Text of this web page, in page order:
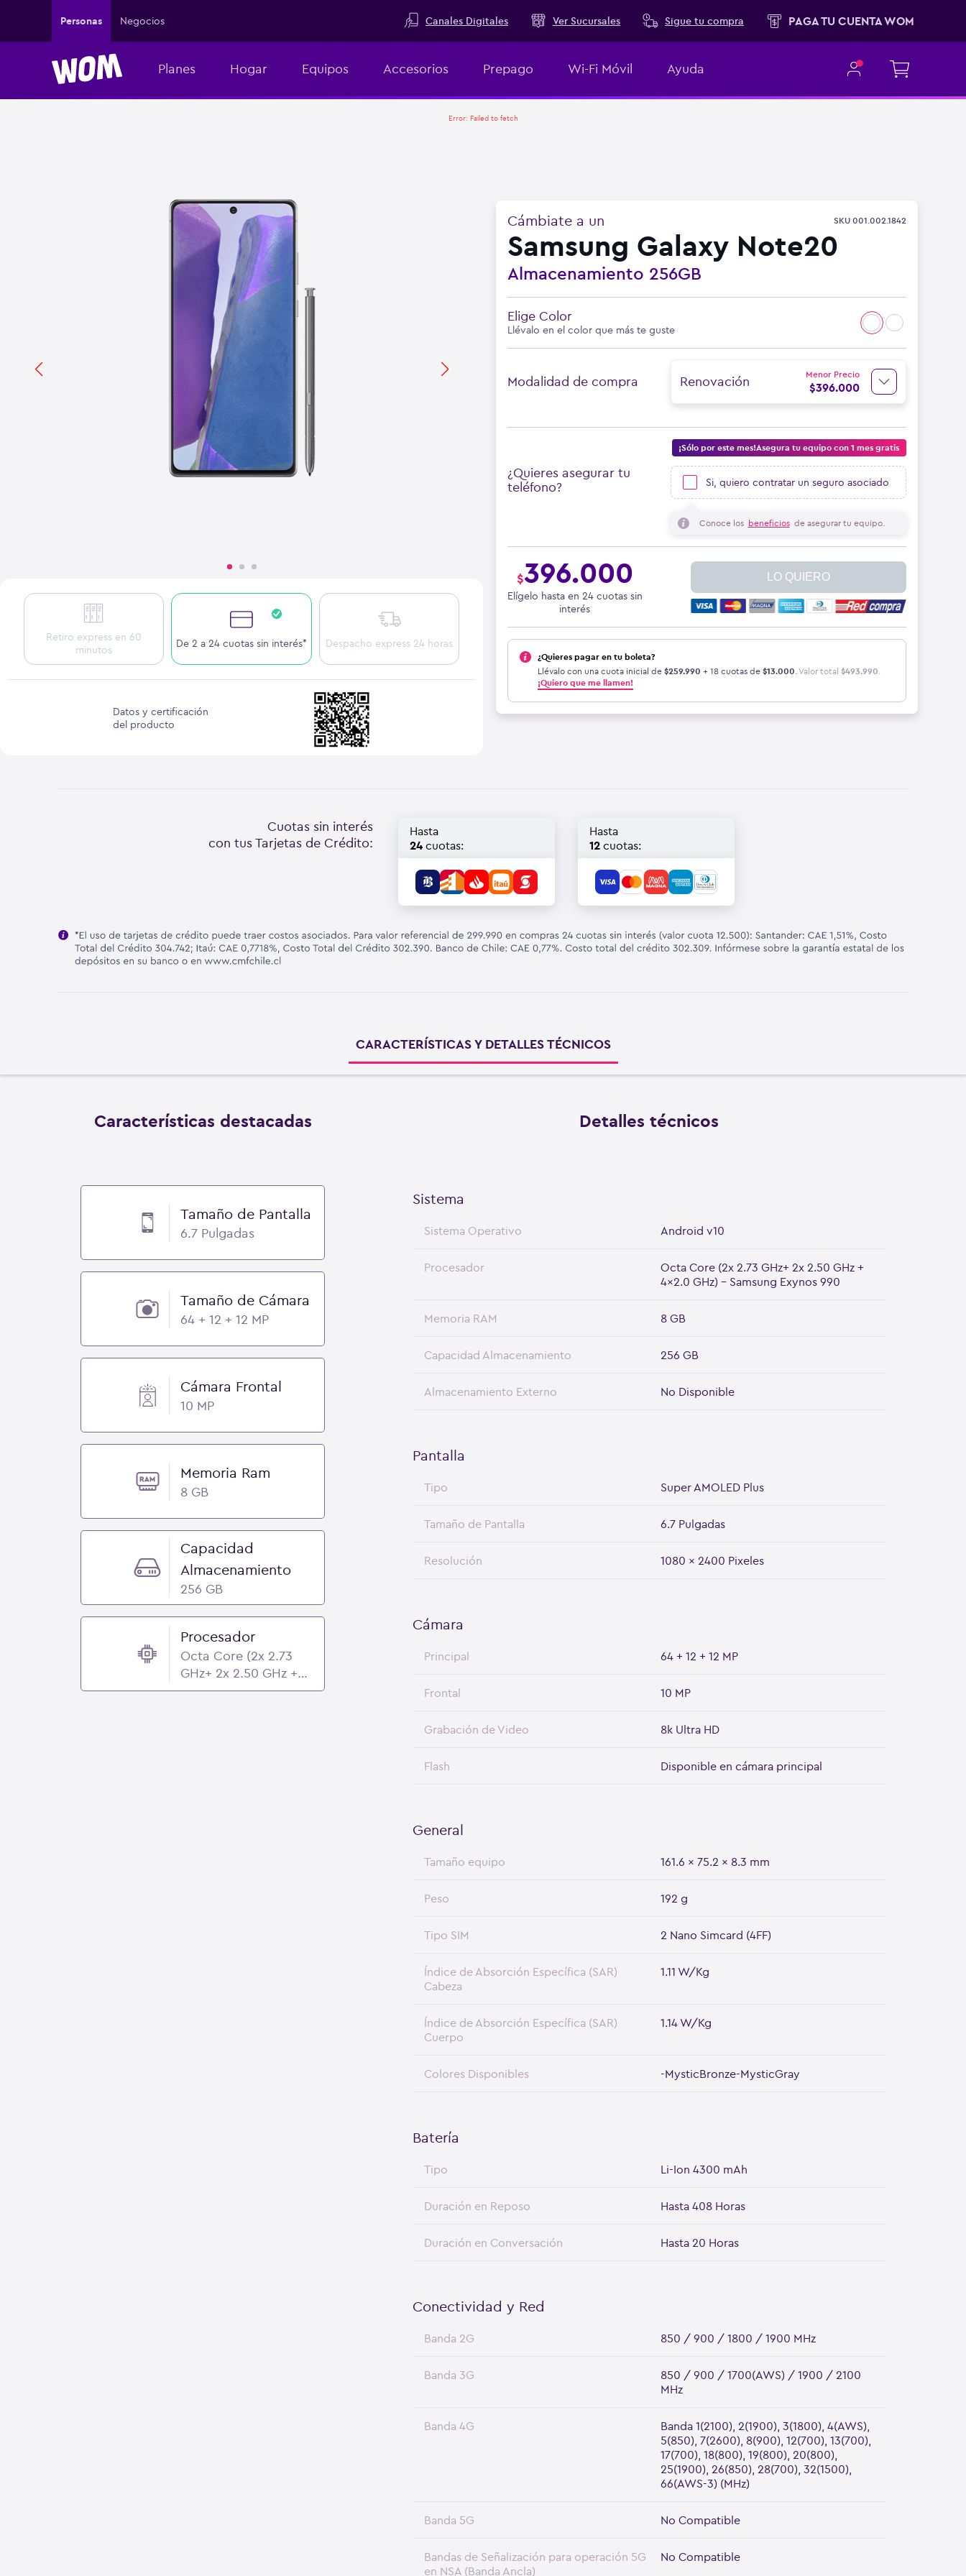
Personas Negocios Canales Digitales Ver Sucursales Sigue tu compra PAGA TU CUENTA WOM
Planes Hogar Equipos Accesorios Prepago Wi-Fi Móvil Ayuda
Error: Failed to fetch
Retiro express en 60
minutos
De 2 a 24 cuotas sin interés* Despacho express 24 horas
Datos y certificación
del producto
Cámbiate a un SKU 001.002.1842
Samsung Galaxy Note20
Almacenamiento 256GB
Elige Color
Llévalo en el color que más te guste
Modalidad de compra Renovación Menor Precio
$396.000
¡Sólo por este mes!Asegura tu equipo con 1 mes gratis
¿Quieres asegurar tu
teléfono?
Si, quiero contratar un seguro asociado
Conoce los beneficios de asegurar tu equipo.
$396.000
Elígelo hasta en 24 cuotas sin
interés
LO QUIERO
¿Quieres pagar en tu boleta?
Llévalo con una cuota inicial de $259.990 + 18 cuotas de $13.000.Valor total $493.990.
¡Quiero que me llamen!
Cuotas sin interés
con tus Tarjetas de Crédito:
Hasta
24 cuotas:
Hasta
12 cuotas:
CARACTERÍSTICAS Y DETALLES TÉCNICOS
Características destacadas
Tamaño de Pantalla
6.7 Pulgadas
Tamaño de Cámara
64 + 12 + 12 MP
Cámara Frontal
10 MP
Memoria Ram
8 GB
Capacidad
Almacenamiento
256 GB
Procesador
Octa Core (2x 2.73
GHz+ 2x 2.50 GHz +
4x2.0 GHz) - Samsung
Detalles técnicos
Sistema
Sistema Operativo Android v10
Procesador
Octa Core (2x 2.73 GHz+ 2x 2.50 GHz +
4x2.0 GHz) - Samsung Exynos 990
Memoria RAM 8 GB
Capacidad Almacenamiento 256 GB
Almacenamiento Externo No Disponible
Pantalla
Tipo Super AMOLED Plus
Tamaño de Pantalla 6.7 Pulgadas
Resolución 1080 x 2400 Pixeles
Cámara
Principal 64 + 12 + 12 MP
Frontal 10 MP
Grabación de Video 8k Ultra HD
Flash Disponible en cámara principal
General
Tamaño equipo 161.6 x 75.2 x 8.3 mm
Peso 192 g
Tipo SIM 2 Nano Simcard (4FF)
Índice de Absorción Específica (SAR)
Cabeza
1.11 W/Kg
Índice de Absorción Específica (SAR)
Cuerpo
1.14 W/Kg
Colores Disponibles -MysticBronze-MysticGray
Batería
Tipo Li-Ion 4300 mAh
Duración en Reposo Hasta 408 Horas
Duración en Conversación Hasta 20 Horas
Conectividad y Red
Banda 2G 850 / 900 / 1800 / 1900 MHz
Banda 3G
850 / 900 / 1700(AWS) / 1900 / 2100
MHz
Banda 4G
Banda 1(2100), 2(1900), 3(1800), 4(AWS),
5(850), 7(2600), 8(900), 12(700), 13(700),
17(700), 18(800), 19(800), 20(800),
25(1900), 26(850), 28(700), 32(1500),
66(AWS-3) (MHz)
Banda 5G No Compatible
Bandas de Señalización para operación 5G
en NSA (Banda Ancla)
No Compatible